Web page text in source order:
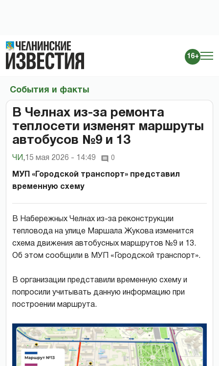
16+
События и факты
В Челнах из-за ремонта
теплосети изменят маршруты
автобусов №9 и 13
ЧИ , 15 мая 2026 - 14:49 0
МУП «Городской транспорт» представил
временную схему
В Набережных Челнах из-за реконструкции
тепловода на улице Маршала Жукова изменится
схема движения автобусных маршрутов №9 и 13.
Об этом сообщили в МУП «Городской транспорт».
В организации представили временную схему и
попросили учитывать данную информацию при
построении маршрута.